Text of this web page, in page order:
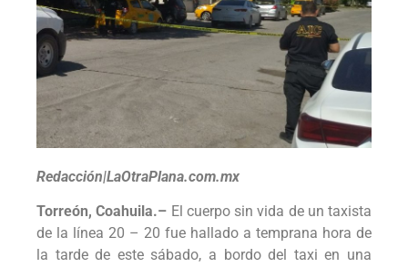
Redacción|LaOtraPlana.com.mx
Torreón, Coahuila.– El cuerpo sin vida de un taxista
de la línea 20 – 20 fue hallado a temprana hora de
la tarde de este sábado, a bordo del taxi en una